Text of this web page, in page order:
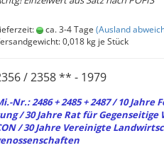
ca. 3-4 Tage (Ausland
0,018kg je Stück
/ 2358 ** - 1979
Nr.: 2486 + 2485 + 2487 / 10
/ 30 Jahre Rat für
/ 30 Jahre Ver­ei­nig­te